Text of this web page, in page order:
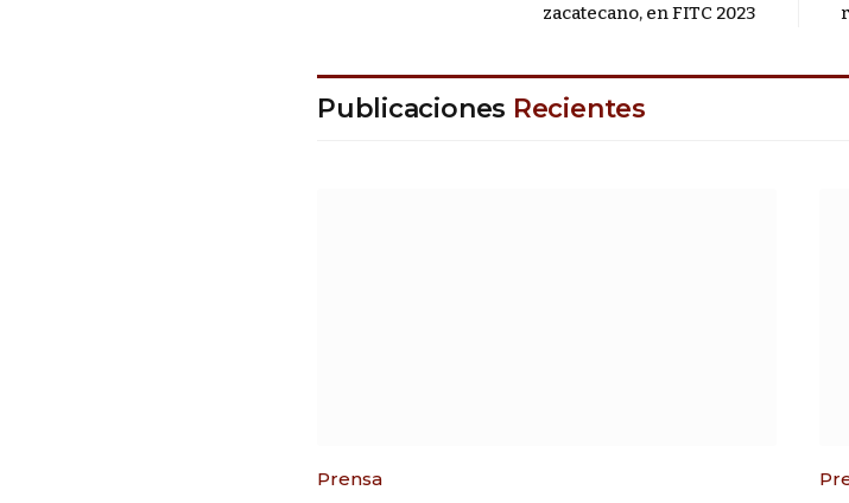
zacatecano, en FITC 2023
Publicaciones Recientes
Prensa